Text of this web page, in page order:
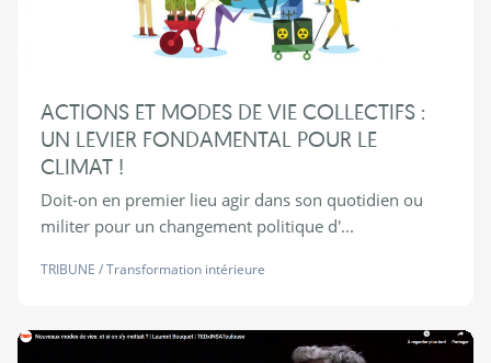
ACTIONS ET MODES DE VIE COLLECTIFS :
UN LEVIER FONDAMENTAL POUR LE
CLIMAT !
Doit-on en premier lieu agir dans son quotidien ou
militer pour un changement politique d'...
TRIBUNE /Transformation intérieure